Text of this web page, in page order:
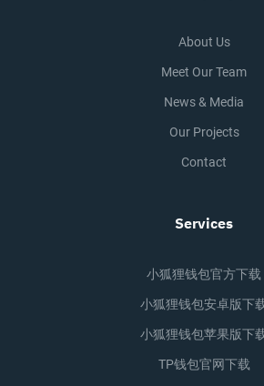
About Us
Meet Our Team
News & Media
Our Projects
Contact
Services
小狐狸钱包官方下载
小狐狸钱包安卓版下
小狐狸钱包苹果版下
TP钱包官网下载